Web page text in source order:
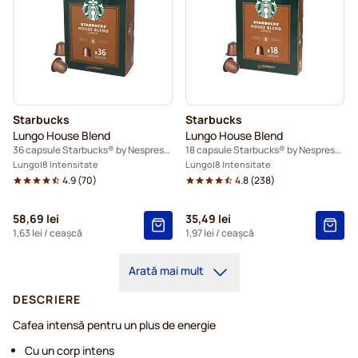
Starbucks
Lungo House Blend
36 capsule Starbucks® by Nespresso®
Lungo 8 Intensitate
4.9(70)
58,69 lei
1,63 lei / ceașcă
Starbucks
Lungo House Blend
18 capsule Starbucks® by Nespresso®
Lungo 8 Intensitate
4.8(238)
35,49 lei
1,97 lei / ceașcă
Arată mai mult
DESCRIERE
Cafea intensă pentru un plus de energie
Cu un corp intens